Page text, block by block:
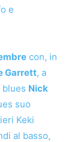
e
con, in
Garrett, a
blues Nick
suo
Keki
al basso,